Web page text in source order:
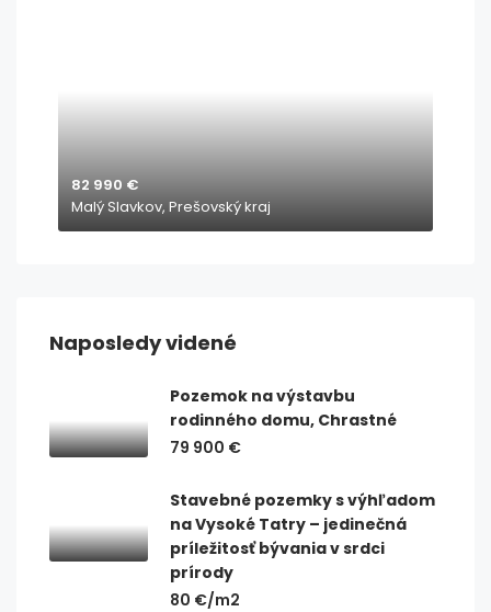
82 990 €
Malý Slavkov, Prešovský kraj
Naposledy videné
Pozemok na výstavbu
rodinného domu, Chrastné
79 900 €
Stavebné pozemky s výhľadom
na Vysoké Tatry – jedinečná
príležitosť bývania v srdci
prírody
80 €/m2